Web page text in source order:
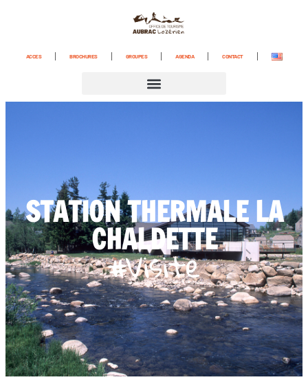
ACCES BROCHURES GROUPES AGENDA CONTACT
STATION THERMALE LA
CHALDETTE
#Visite